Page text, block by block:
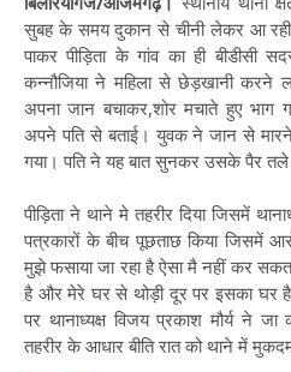
सुबह के समय दुकान से चीनी लेकर आ रही
पाकर पीड़िता के गांव का ही बीडीसी
कन्नौजिया ने महिला से छेड़खानी करने
अपना जान बचाकर,शोर मचाते हुए भाग
अपने पति से बताई। युवक ने जान से
गया। पति ने यह बात सुनकर उसके पैर
पीड़िता ने थाने मे तहरीर दिया जिसमें
पत्रकारों के बीच पूछताछ किया जिसमें
मुझे फसाया जा रहा है ऐसा मै नहीं कर
है और मेरे घर से थोड़ी दूर पर इसका घर
पर थानाध्यक्ष विजय प्रकाश मौर्य ने
तहरीर के आधार बीति रात को थाने में